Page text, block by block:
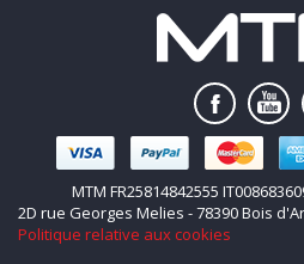
MTM FR25814842555
2D rue Georges Melies - 78390 Bois
Politique relative aux cookies